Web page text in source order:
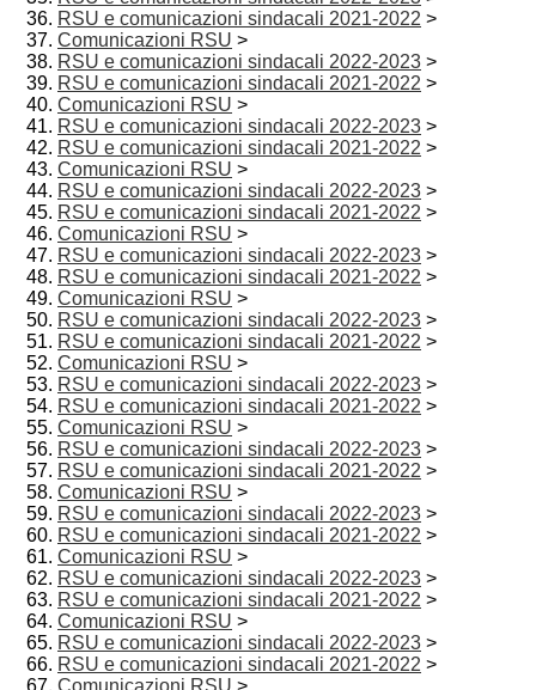
RSU e comunicazioni sindacali 2021-2022 >
Comunicazioni RSU >
RSU e comunicazioni sindacali 2022-2023 >
RSU e comunicazioni sindacali 2021-2022 >
Comunicazioni RSU >
RSU e comunicazioni sindacali 2022-2023 >
RSU e comunicazioni sindacali 2021-2022 >
Comunicazioni RSU >
RSU e comunicazioni sindacali 2022-2023 >
RSU e comunicazioni sindacali 2021-2022 >
Comunicazioni RSU >
RSU e comunicazioni sindacali 2022-2023 >
RSU e comunicazioni sindacali 2021-2022 >
Comunicazioni RSU >
RSU e comunicazioni sindacali 2022-2023 >
RSU e comunicazioni sindacali 2021-2022 >
Comunicazioni RSU >
RSU e comunicazioni sindacali 2022-2023 >
RSU e comunicazioni sindacali 2021-2022 >
Comunicazioni RSU >
RSU e comunicazioni sindacali 2022-2023 >
RSU e comunicazioni sindacali 2021-2022 >
Comunicazioni RSU >
RSU e comunicazioni sindacali 2022-2023 >
RSU e comunicazioni sindacali 2021-2022 >
Comunicazioni RSU >
RSU e comunicazioni sindacali 2022-2023 >
RSU e comunicazioni sindacali 2021-2022 >
Comunicazioni RSU >
RSU e comunicazioni sindacali 2022-2023 >
RSU e comunicazioni sindacali 2021-2022 >